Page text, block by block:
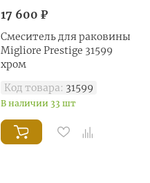
17 600 ₽
Смеситель для раковины
Migliore Prestige 31599
хром
Код товара: 31599
В наличии 33 шт